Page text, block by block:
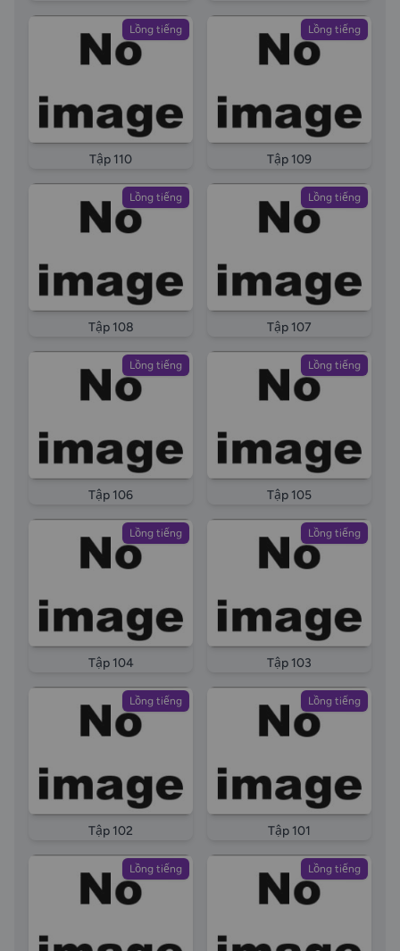
Lồng tiếng
Tập 110
Lồng tiếng
Tập 109
Lồng tiếng
Tập 108
Lồng tiếng
Tập 107
Lồng tiếng
Tập 106
Lồng tiếng
Tập 105
Lồng tiếng
Tập 104
Lồng tiếng
Tập 103
Lồng tiếng
Tập 102
Lồng tiếng
Tập 101
Lồng tiếng Lồng tiếng